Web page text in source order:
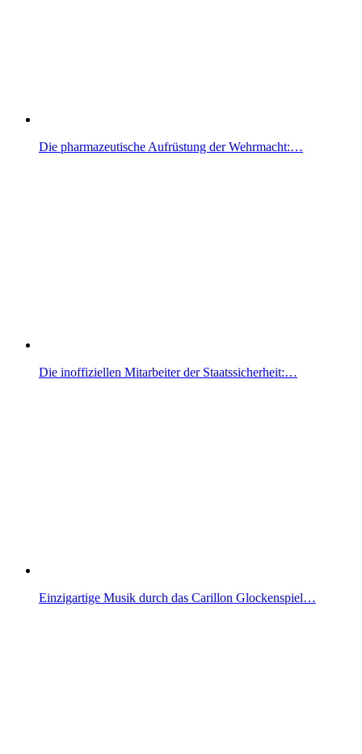
Die pharmazeutische Aufrüstung der Wehrmacht:…
Die inoffiziellen Mitarbeiter der Staatssicherheit:…
Einzigartige Musik durch das Carillon Glockenspiel…